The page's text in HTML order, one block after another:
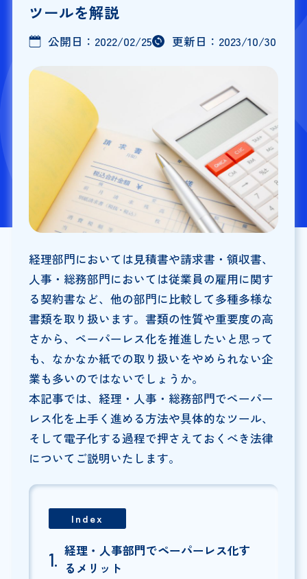
ツールを解説
公開日： 2022/02/25 更新日： 2023/10/30
経理部門においては見積書や請求書・領収書、
人事・総務部門においては従業員の雇用に関す
る契約書など、他の部門に比較して多種多様な
書類を取り扱います。書類の性質や重要度の高
さから、ペーパーレス化を推進したいと思って
も、なかなか紙での取り扱いをやめられない企
業も多いのではないでしょうか。
本記事では、経理・人事・総務部門でペーパー
レス化を上手く進める方法や具体的なツール、
そして電子化する過程で押さえておくべき法律
についてご説明いたします。
Index
経理・人事部門でペーパーレス化す
るメリット